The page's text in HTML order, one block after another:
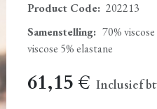
Product Code: 202213
Samenstelling: 70%
viscose 5% elastane
61,15 € Inclusief